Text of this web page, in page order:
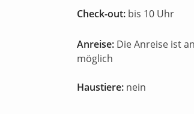
Check-out: bis 10 Uhr
Anreise: Die Anreise ist
möglich
Haustiere: nein